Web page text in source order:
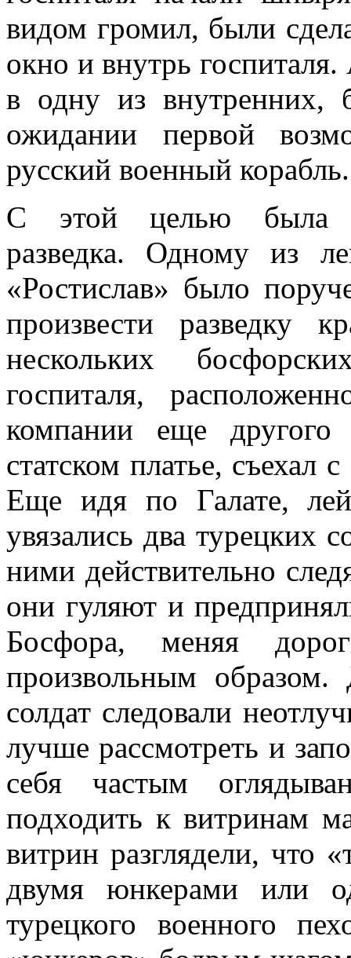
видом громил, были
окно и внутрь
в одну из внут­ренних,
ожида­нии первой
русский военный корабль.
С этой целью была
разведка. Одному из
«Ростислав» было
произвести разведку
нескольких
госпиталя,
компа­нии еще
статском платье, съехал
Еще идя по Галате,
увязались два турецких
ними дей­ствительно
они гуляют и
Босфора, меняя
произвольным
солдат следовали
лучше рассмотреть и
себя частым
подходить к витринам
витрин разглядели, что
двумя юнке­рами или
турец­кого военного